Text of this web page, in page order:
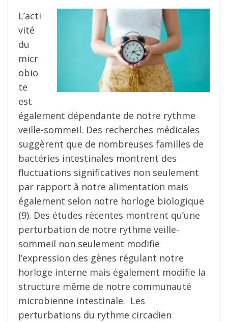
L’acti
vité
du
micr
obio
te
est
également dépendante de notre rythme
veille-sommeil. Des recherches médicales
suggèrent que de nombreuses familles de
bactéries intestinales montrent des
fluctuations significatives non seulement
par rapport à notre alimentation mais
également selon notre horloge biologique
(9). Des études récentes montrent qu’une
perturbation de notre rythme veille-
sommeil non seulement modifie
l’expression des gènes régulant notre
horloge interne mais également modifie la
structure même de notre communauté
microbienne intestinale. Les
perturbations du rythme circadien